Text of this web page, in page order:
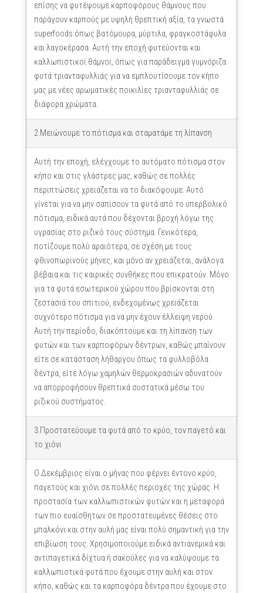
επίσης να φυτέψουμε καρποφόρους θάμνους που
παράγουν καρπούς με υψηλή θρεπτική αξία, τα γνωστά
superfoods όπως βατόμουρα, μύρτιλα, φραγκοστάφυλα
και λαγοκέρασα. Αυτή την εποχή φυτεύονται και
καλλωπιστικοί θάμνοι, όπως για παράδειγμα γυμνόριζα
φυτά τριανταφυλλιάς για να εμπλουτίσουμε τον κήπο
μας με νέες αρωματικές ποικιλίες τριανταφυλλιάς σε
διάφορα χρώματα.
2.Μειώνουμε το πότισμα και σταματάμε τη λίπανση
Αυτή την εποχή, ελέγχουμε το αυτόματο πότισμα στον
κήπο και στις γλάστρες μας, καθώς σε πολλές
περιπτώσεις χρειάζεται να το διακόψουμε. Αυτό
γίνεται για να μην σαπίσουν τα φυτά από το υπερβολικό
πότισμα, ειδικά αυτά που δέχονται βροχή λόγω της
υγρασίας στο ριζικό τους σύστημα. Γενικότερα,
ποτίζουμε πολύ αραιότερα, σε σχέση με τους
φθινοπωρινούς μήνες, και μόνο αν χρειάζεται, ανάλογα
βέβαια και τις καιρικές συνθήκες που επικρατούν. Μόνο
για τα φυτά εσωτερικού χώρου που βρίσκονται στη
ζεστασιά του σπιτιού, ενδεχομένως χρειάζεται
συχνότερο πότισμα για να μην έχουν έλλειψη νερού.
Αυτή την περίοδο, διακόπτουμε και τη λίπανση των
φυτών και των καρποφόρων δέντρων, καθώς μπαίνουν
είτε σε κατάσταση λήθαργου όπως τα φυλλοβόλα
δέντρα, είτε λόγω χαμηλών θερμοκρασιών αδυνατούν
να απορροφήσουν θρεπτικά συστατικά μέσω του
ριζικού συστήματος.
3.Προστατεύουμε τα φυτά από το κρύο, τον παγετό και
το χιόνι
Ο Δεκέμβριος είναι ο μήνας που φέρνει έντονο κρύο,
παγετούς και χιόνι σε πολλές περιοχές της χώρας. Η
προστασία των καλλωπιστικών φυτών και η μεταφορά
των πιο ευαίσθητων σε προστατευμένες θέσεις στο
μπαλκόνι και στην αυλή μας είναι πολύ σημαντική για την
επιβίωση τους. Χρησιμοποιούμε ειδικά αντιανεμικά και
αντιπαγετικά δίχτυα ή σακούλες για να καλύψουμε τα
καλλωπιστικά φυτά που έχουμε στην αυλή και στον
κήπο, καθώς και τα καρποφόρα δέντρα που έχουμε στο